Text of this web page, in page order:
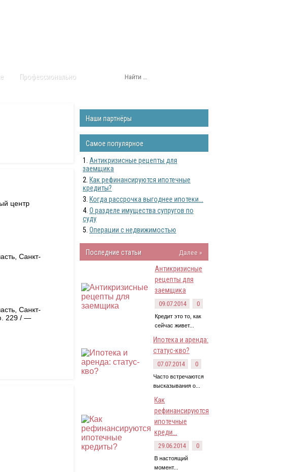
Профессионально
центр
Санкт-
Санкт-
229 / —
Наши партнёры
Самое популярное
Антикризисные рецепты для
заемщика
Как рефинансируются ипотечные
кредиты?
Когда рассрочка выгоднее ипотеки...
О разделе имущества супругов по
суду
Операции с недвижимостью
Последние статьи
Далее »
Антикризисные
рецепты для
заемщика
09.07.2014 0
Кредит это то, как
сейчас живет...
Ипотека и аренда:
статус-кво?
07.07.2014 0
Часто встречаются
высказывания о...
Как
рефинансируются
ипотечные
креди...
29.06.2014 0
В настоящий
момент...